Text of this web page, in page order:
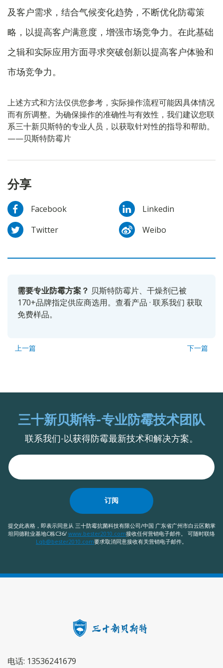
及客户需求，结合气候变化趋势，不断优化防霉策
略，以提高客户满意度，增强市场竞争力。在此基础
之辑和实际应用方面寻求突破创新以提高客户体验和
市场竞争力。
上述方式和方法仅供您参考，实际操作流程可能因具体情况
而有所调整。为确保操作的准确性与有效性，我们建议您联
系三十新贝斯特的专业人员，以获取针对性的指导和帮助。
——贝斯特防霉片
分享
Facebook
Linkedin
Twitter
Weibo
需要专业防霉方案？ 贝斯特防霉片、干燥剂已被
170+品牌指定供应商选用。 查看产品 · 联系我们 获取
免费样品。
上一篇 下一篇
三十新贝斯特-专业防霉技术团队
联系我们-以获得防霉最新技术和解决方案。
订阅
提交此表格，即表示同意从 三十防霉抗菌科技有限公司/中国 广东省广州市白云区鹅掌
坦同德鞋业基地C栋C36/ www.bester2010.com接收任何营销电子邮件。 可随时联络
Lqb@bester2010.com要求取消同意接收有关营销电子邮件。
电话: 13536241679